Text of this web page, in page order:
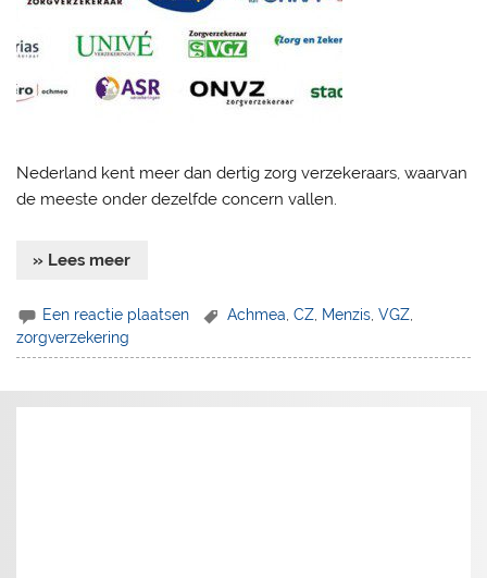
Nederland kent meer dan dertig zorg verzekeraars, waarvan
de meeste onder dezelfde concern vallen.
» Lees meer
Een reactie plaatsen Achmea ,CZ Menzis ,VGZ
zorgverzekering